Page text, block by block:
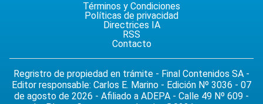
Términos y Condiciones
Políticas de privacidad
Directrices IA
RSS
Contacto
Regristro de propiedad en trámite - Final Contenidos SA -
Editor responsable: Carlos E. Marino - Edición Nº 3036 - 07
de agosto de 2026 - Afiliado a ADEPA - Calle 49 Nº 609 -